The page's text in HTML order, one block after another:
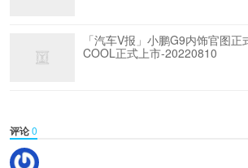
「汽车V报」小鹏G9内饰官图
COOL正式上市-20220810
评论0